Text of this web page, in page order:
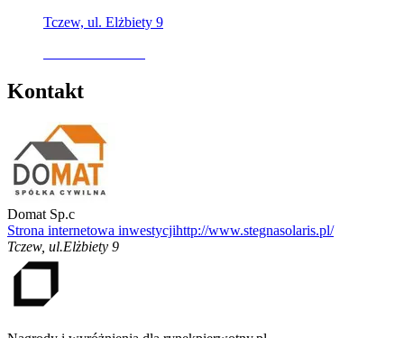
Tczew, ul. Elżbiety 9
Kontakt
Domat Sp.c
Strona internetowa inwestycjihttp://www.stegnasolaris.pl/
Tczew, ul.Elżbiety 9